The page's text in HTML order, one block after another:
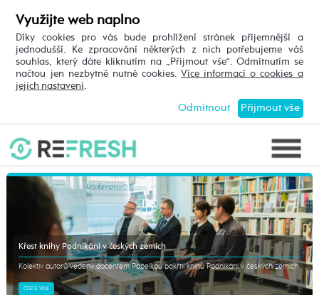
Využijte web naplno
Díky cookies pro vás bude prohlížení stránek příjemnější a
jednodušší. Ke zpracování některých z nich potřebujeme váš
souhlas, který dáte kliknutím na „Přijmout vše“. Odmítnutím se
načtou jen nezbytně nutné cookies.Více informací o cookies a
jejich nastavení
Přijmout vše
Odmítnout
Křest knihy Podnikání v českých zemích
Kolektiv autorů vedený docentem Popelkou pokřtil knihu Podnikání v českých zemích
ČTĚTE VÍCE